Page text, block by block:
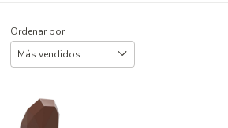
Ordenar por